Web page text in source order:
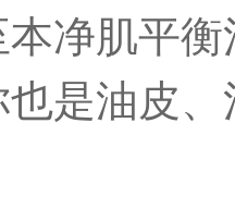
净肌平
是油皮